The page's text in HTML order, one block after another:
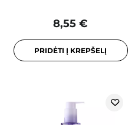
8,55 €
PRIDĖTI Į KREPŠELĮ